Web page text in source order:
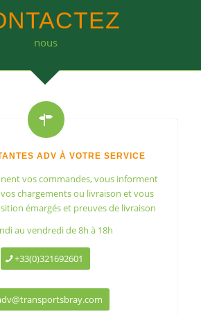
nous
ADV À VOTRE SERVICE
vos commandes, vous informent
chargements ou livraison et vous
émargés et preuves de livraison
au vendredi de 8h à 18h
+33(0)321692601